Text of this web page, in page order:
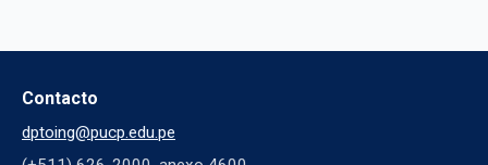
Contacto
dptoing@pucp.edu.pe